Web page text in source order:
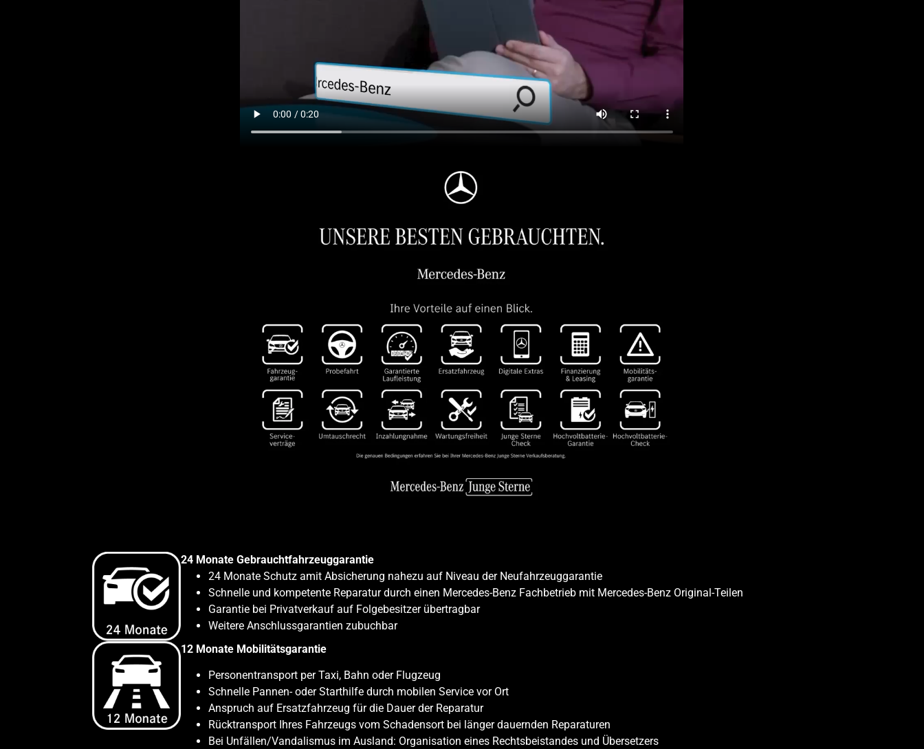
24 Monate Gebrauchtfahr­zeuggarantie
24 Monate Schutz amit Absicherung nahezu auf Niveau der Neufahrzeuggarantie
Schnelle und kompetente Reparatur durch einen Mercedes-Benz Fachbetrieb mit Mercedes-Benz Original-Teilen
Garantie bei Privatverkauf auf Folgebesitzer übertragbar
Weitere Anschlussgarantien zubuchbar
12 Monate Mobilitätsgarantie
Personentransport per Taxi, Bahn oder Flugzeug
Schnelle Pannen- oder Starthilfe durch mobilen Service vor Ort
Anspruch auf Ersatzfahrzeug für die Dauer der Reparatur
Rücktransport Ihres Fahrzeugs vom Schadensort bei länger dauernden Reparaturen
Bei Unfällen/Vandalismus im Ausland: Organisation eines Rechtsbeistandes und Übersetzers